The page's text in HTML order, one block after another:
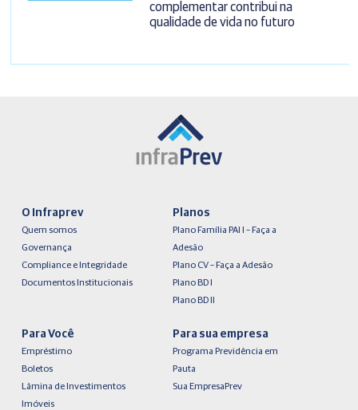
complementar contribui na
qualidade de vida no futuro
O Infraprev
Quem somos
Governança
Compliance e Integridade
Documentos Institucionais
Planos
Plano Família PAI I – Faça a
Adesão
Plano CV – Faça a Adesão
Plano BD I
Plano BD II
Para Você
Empréstimo
Boletos
Lâmina de Investimentos
Imóveis
Para sua empresa
Programa Previdência em
Pauta
Sua EmpresaPrev